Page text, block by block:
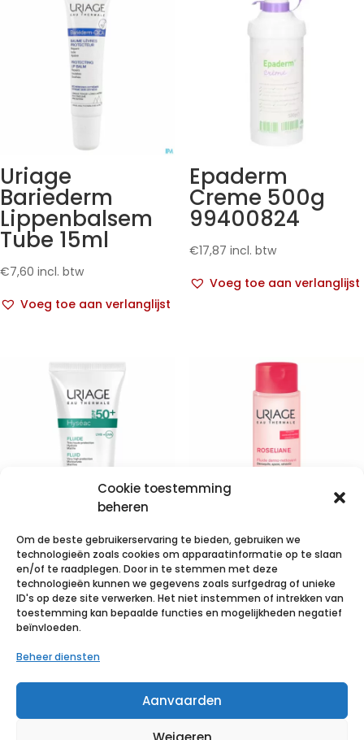
Cookie toestemming
beheren
Om de beste gebruikerservaring te bieden, gebruiken we
technologieën zoals cookies om apparaatinformatie op te slaan
en/of te raadplegen. Door in te stemmen met deze
technologieën kunnen we gegevens zoals surfgedrag of unieke
ID's op deze site verwerken. Het niet instemmen of intrekken van
toestemming kan bepaalde functies en mogelijkheden negatief
beïnvloeden.
Beheer diensten
Aanvaarden
Uriage
Bariederm
Lippenbalsem
Tube 15ml
€7,60 incl. btw
Voeg toe aan verlanglijst
Epaderm
Creme 500g
99400824
€17,87 incl. btw
Voeg toe aan verlanglijst
Uriage Hyseac
Fluide Sol Ip50
Gem.h-vh Tube
50ml
Voeg toe aan verlanglijst
Uriage
Roseliane
Dermo
Reiniging
Voeg toe aan verlanglijst